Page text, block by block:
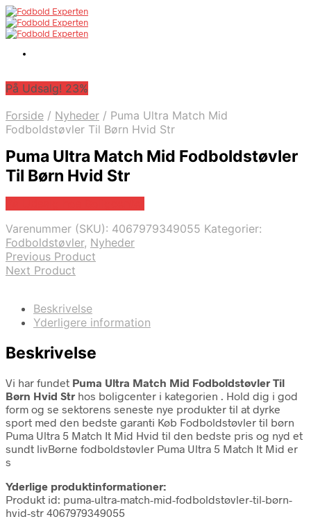
På Udsalg! 23%
Forside / Nyheder / Puma Ultra Match Mid
Fodboldstøvler Til Børn Hvid Str
Puma Ultra Match Mid Fodboldstøvler
Til Børn Hvid Str
Varenummer (SKU): 4067979349055 Kategorier:
Fodboldstøvler, Nyheder
Previous Product
Next Product
Beskrivelse
Yderligere information
Beskrivelse
Vi har fundet Puma Ultra Match Mid Fodboldstøvler Til
Børn Hvid Str hos boligcenter i kategorien . Hold dig i god
form og se sektorens seneste nye produkter til at dyrke
sport med den bedste garanti Køb Fodboldstøvler til børn
Puma Ultra 5 Match It Mid Hvid til den bedste pris og nyd et
sundt livBørne fodboldstøvler Puma Ultra 5 Match It Mid er
s
Yderlige produktinformationer:
Produkt id: puma-ultra-match-mid-fodboldstøvler-til-børn-
hvid-str 4067979349055